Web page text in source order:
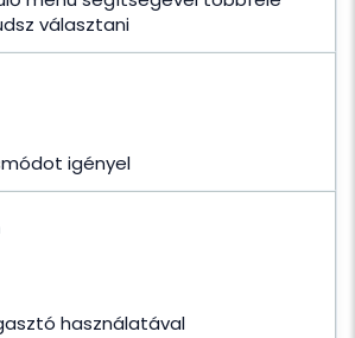
választani
igényel
használatával